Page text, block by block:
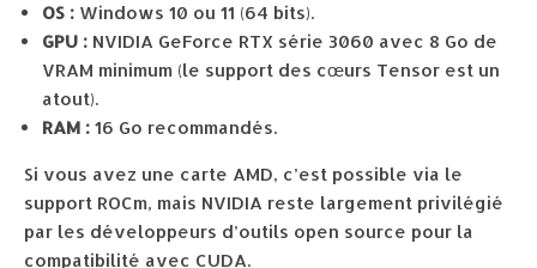
OS : Windows 10 ou 11 (64 bits).
GPU : NVIDIA GeForce RTX série 3060 avec 8 Go de
VRAM minimum (le support des cœurs Tensor est un
atout).
RAM : 16 Go recommandés.
Si vous avez une carte AMD, c’est possible via le
support ROCm, mais NVIDIA reste largement privilégié
par les développeurs d’outils open source pour la
compatibilité avec CUDA.